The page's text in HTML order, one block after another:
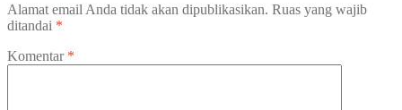
Alamat email Anda tidak akan dipublikasikan. Ruas yang wajib
ditandai *
Komentar *